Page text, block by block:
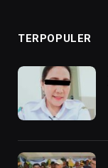
TERPOPULER